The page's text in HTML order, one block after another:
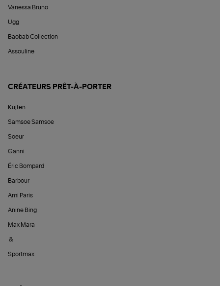
Vanessa Bruno
Ugg
Baobab Collection
Assouline
CRÉATEURS PRÊT-À-PORTER
Kujten
Samsoe Samsoe
Soeur
Ganni
Éric Bompard
Barbour
Ami Paris
Anine Bing
Max Mara
&
Sportmax